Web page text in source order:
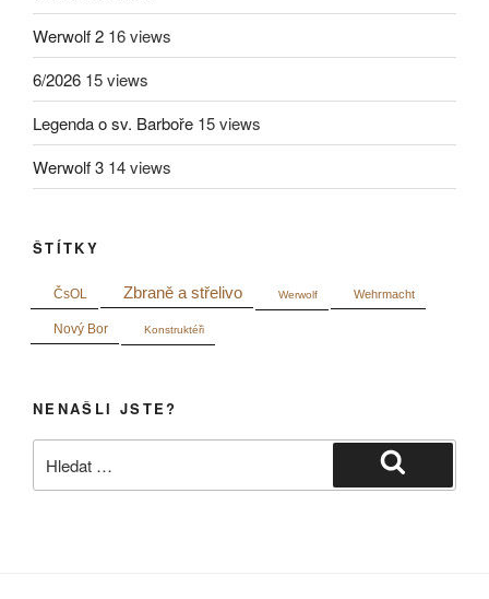
Werwolf 2 16 views
6/2026 15 views
Legenda o sv. Barboře 15 views
Werwolf 3 14 views
ŠTÍTKY
ČsOL Zbraně a střelivo Werwolf Wehrmacht
Nový Bor Konstruktéři
NENAŠLI JSTE?
Hledání